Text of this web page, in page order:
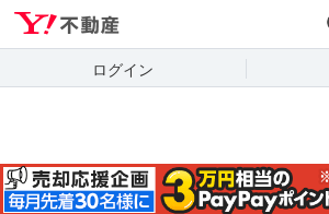
ログイン